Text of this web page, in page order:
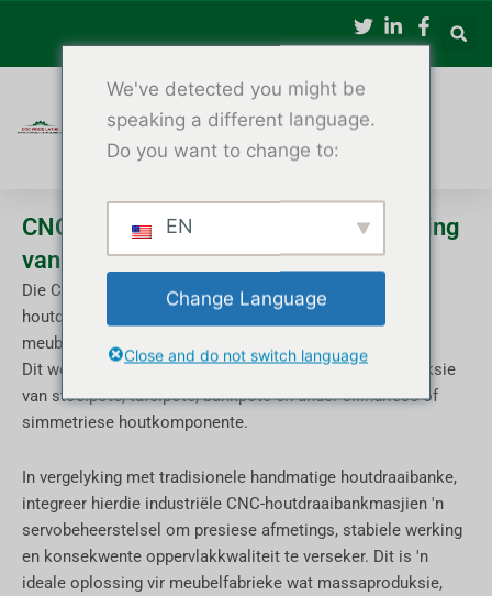
na
CNC-houtdraaibank vir die vervaardiging
van stoelpote
Die CNC-houtdraaibank vir stoelpote is 'n outomatiese
houtdraaimasjien wat spesiaal ontwerp is vir die
meubelvervaardigingsbedryf.
Dit word wyd gebruik vir die hoë-doeltreffendheid produksie
van stoelpote, tafelpote, bankpote en ander silindriese of
simmetriese houtkomponente.
In vergelyking met tradisionele handmatige houtdraaibanke,
integreer hierdie industriële CNC-houtdraaibankmasjien 'n
servobeheerstelsel om presiese afmetings, stabiele werking
en konsekwente oppervlakkwaliteit te verseker. Dit is 'n
ideale oplossing vir meubelfabrieke wat massaproduksie,
We've detected you might be
speaking a different language.
Do you want to change to:
EN
Change Language
Close and do not switch language